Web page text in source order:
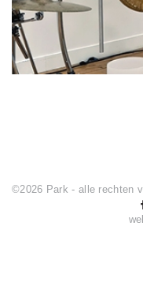
©2026 Park - alle rechten